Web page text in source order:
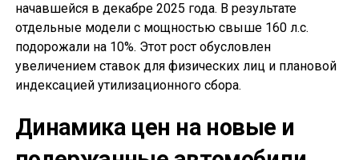
начавшейся в декабре 2025 года. В результате
отдельные модели с мощностью свыше 160 л.с.
подорожали на 10%. Этот рост обусловлен
увеличением ставок для физических лиц и плановой
индексацией утилизационного сбора.
Динамика цен на новые и